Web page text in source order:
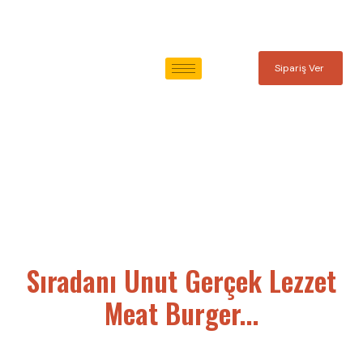
Sipariş Ver
Sıradanı Unut Gerçek Lezzet
Meat Burger...